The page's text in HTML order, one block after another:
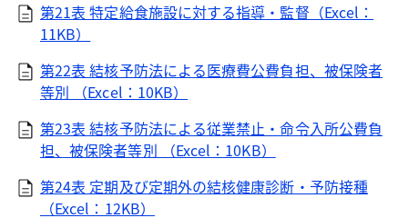
第21表 特定給食施設に対する指導・監督（Excel：
11KB）
第22表 結核予防法による医療費公費負担、被保険者
等別 （Excel：10KB）
第23表 結核予防法による従業禁止・命令入所公費負
担、被保険者等別 （Excel：10KB）
第24表 定期及び定期外の結核健康診断・予防接種
（Excel：12KB）